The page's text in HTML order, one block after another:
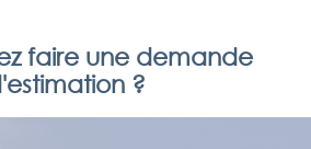
faire une demande
?